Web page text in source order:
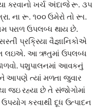
કરવાનો ખર્ચ અંદાજે રૂ. ૩પ
ના રૂ. ૧૦૦ ઉમેરો તો રૂા.
પરાળ ઉપલબ્ધ થાય છે.
પ્રક્રિયા વૈજ્ઞાનિકોએ
લઇએ. આ ઋતુમાં ઉપલબ્ધ
પશુપાલનમાં આવકનું
આપણે ત્યાં મળતા જુવાર
જઇ રહ્યા છે તે સંજોગોમાં
ઉપયોગ કરવાથી દૂધ ઉત્પાદન